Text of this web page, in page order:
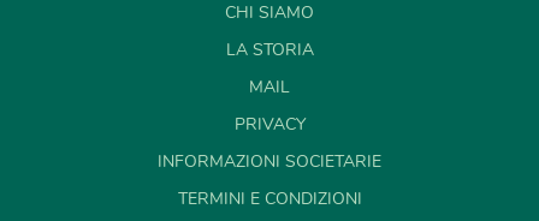
CHI SIAMO
LA STORIA
MAIL
PRIVACY
INFORMAZIONI SOCIETARIE
TERMINI E CONDIZIONI